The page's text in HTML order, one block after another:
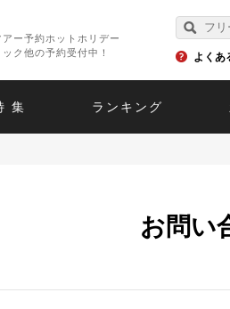
ー予約ホットホリデー
ク他の予約受付中！
よくあ
集 ランキング
お問い